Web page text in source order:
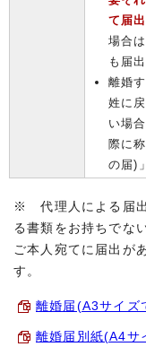
て届
場合
も届
離婚
姓に
い場
際に
の届)
※ 代理人による届出
る書類をお持ちでな
ご本人宛てに届出が
す。
離婚届(A3サイズ
離婚届別紙(A4サ